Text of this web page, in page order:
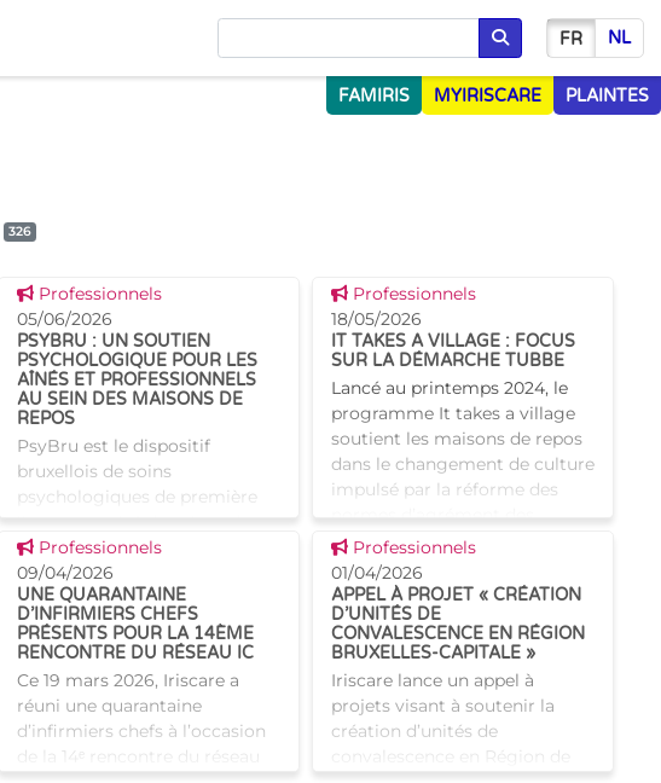
Chercher
FR NL
FAMIRIS MYIRISCARE PLAINTES
326
Voir cette news
Professionnels
05/06/2026
PSYBRU : UN SOUTIEN
PSYCHOLOGIQUE POUR LES
AÎNÉS ET PROFESSIONNELS
AU SEIN DES MAISONS DE
REPOS
PsyBru est le dispositif
bruxellois de soins
psychologiques de première
ligne, organisé dans le cadre
d’une convention INAMI. Le
projet s’appuie sur un réseau
de psychologues et
d’orthopéda
Voir cette news
Professionnels
18/05/2026
IT TAKES A VILLAGE : FOCUS
SUR LA DÉMARCHE TUBBE
Lancé au printemps 2024, le
programme It takes a village
soutient les maisons de repos
dans le changement de culture
impulsé par la réforme des
normes d’agrément des
établissements pour aîné
Voir cette news
Professionnels
09/04/2026
UNE QUARANTAINE
D’INFIRMIERS CHEFS
PRÉSENTS POUR LA 14ÈME
RENCONTRE DU RÉSEAU IC
Ce 19 mars 2026, Iriscare a
réuni une quarantaine
d’infirmiers chefs à l’occasion
de la 14ᵉ rencontre du réseau
Voir cette news
Professionnels
01/04/2026
APPEL À PROJET « CRÉATION
D’UNITÉS DE
CONVALESCENCE EN RÉGION
BRUXELLES-CAPITALE »
Iriscare lance un appel à
projets visant à soutenir la
création d’unités de
convalescence en Région de